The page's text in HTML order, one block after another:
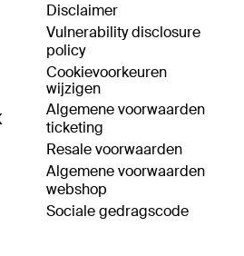
Disclaimer
Vulnerability disclosure
policy
Cookievoorkeuren
wijzigen
Algemene voorwaarden
ticketing
Resale voorwaarden
Algemene voorwaarden
webshop
Sociale gedragscode